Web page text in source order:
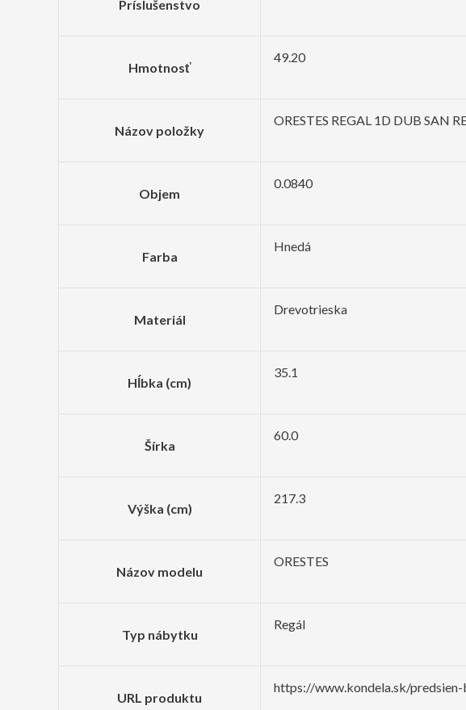
Príslušenstvo
Hmotnosť
49.20
Názov položky
ORESTES REGAL 1D DUB SAN
Objem
0.0840
Farba
Hnedá
Materiál
Drevotrieska
Hĺbka (cm)
35.1
Šírka
60.0
Výška (cm)
217.3
Názov modelu
ORESTES
Typ nábytku
Regál
URL produktu
https://www.kondela.sk/